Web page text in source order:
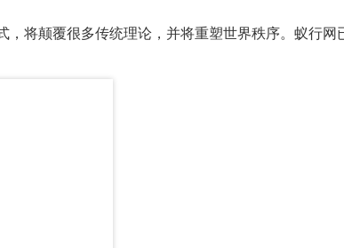
，将颠覆很多传统理论，并将重塑世界秩序。蚁行网